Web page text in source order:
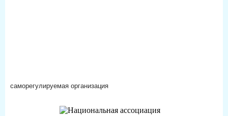
саморегулируемая организация